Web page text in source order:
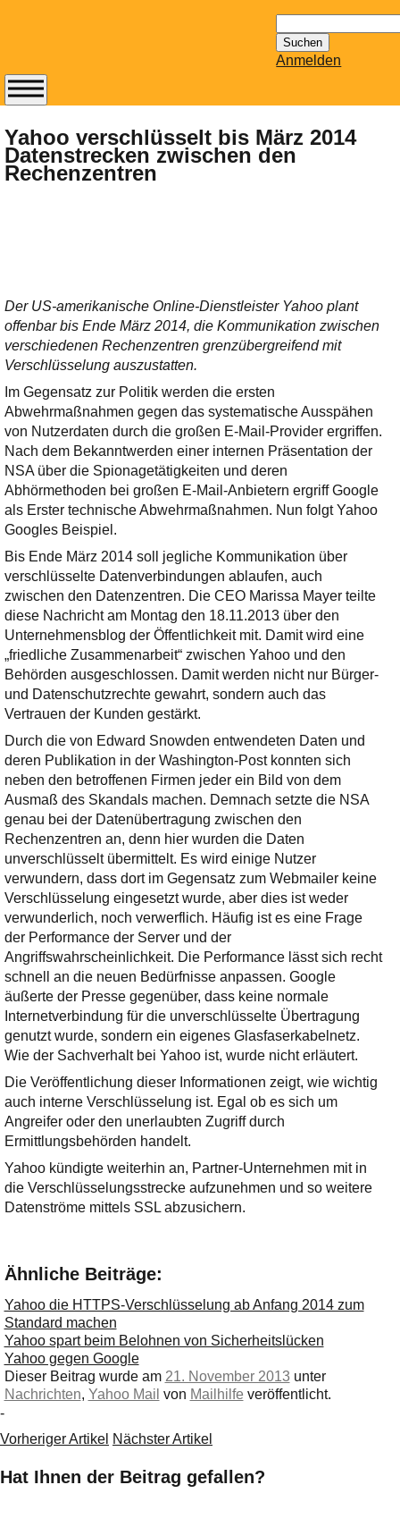
nach:
Anmelden
Yahoo verschlüsselt bis März 2014
Datenstrecken zwischen den
Rechenzentren
Der US-amerikanische Online-Dienstleister Yahoo plant
offenbar bis Ende März 2014, die Kommunikation zwischen
verschiedenen Rechenzentren grenzübergreifend mit
Verschlüsselung auszustatten.
Im Gegensatz zur Politik werden die ersten
Abwehrmaßnahmen gegen das systematische Ausspähen
von Nutzerdaten durch die großen E-Mail-Provider ergriffen.
Nach dem Bekanntwerden einer internen Präsentation der
NSA über die Spionagetätigkeiten und deren
Abhörmethoden bei großen E-Mail-Anbietern ergriff Google
als Erster technische Abwehrmaßnahmen. Nun folgt Yahoo
Googles Beispiel.
Bis Ende März 2014 soll jegliche Kommunikation über
verschlüsselte Datenverbindungen ablaufen, auch
zwischen den Datenzentren. Die CEO Marissa Mayer teilte
diese Nachricht am Montag den 18.11.2013 über den
Unternehmensblog der Öffentlichkeit mit. Damit wird eine
„friedliche Zusammenarbeit“ zwischen Yahoo und den
Behörden ausgeschlossen. Damit werden nicht nur Bürger-
und Datenschutzrechte gewahrt, sondern auch das
Vertrauen der Kunden gestärkt.
Durch die von Edward Snowden entwendeten Daten und
deren Publikation in der Washington-Post konnten sich
neben den betroffenen Firmen jeder ein Bild von dem
Ausmaß des Skandals machen. Demnach setzte die NSA
genau bei der Datenübertragung zwischen den
Rechenzentren an, denn hier wurden die Daten
unverschlüsselt übermittelt. Es wird einige Nutzer
verwundern, dass dort im Gegensatz zum Webmailer keine
Verschlüsselung eingesetzt wurde, aber dies ist weder
verwunderlich, noch verwerflich. Häufig ist es eine Frage
der Performance der Server und der
Angriffswahrscheinlichkeit. Die Performance lässt sich recht
schnell an die neuen Bedürfnisse anpassen. Google
äußerte der Presse gegenüber, dass keine normale
Internetverbindung für die unverschlüsselte Übertragung
genutzt wurde, sondern ein eigenes Glasfaserkabelnetz.
Wie der Sachverhalt bei Yahoo ist, wurde nicht erläutert.
Die Veröffentlichung dieser Informationen zeigt, wie wichtig
auch interne Verschlüsselung ist. Egal ob es sich um
Angreifer oder den unerlaubten Zugriff durch
Ermittlungsbehörden handelt.
Yahoo kündigte weiterhin an, Partner-Unternehmen mit in
die Verschlüsselungsstrecke aufzunehmen und so weitere
Datenströme mittels SSL abzusichern.
Ähnliche Beiträge:
Yahoo die HTTPS-Verschlüsselung ab Anfang 2014 zum
Standard machen
Yahoo spart beim Belohnen von Sicherheitslücken
Yahoo gegen Google
Dieser Beitrag wurde am 21. November 2013 unter
Nachrichten, Yahoo Mail von Mailhilfe veröffentlicht.
-
Vorheriger Artikel Nächster Artikel
Hat Ihnen der Beitrag gefallen?
Abonnieren Sie den
14-tägig
erscheinenden
Newsletter von
bereithält!
Wie z.B. Outlook,
GMail, Thunderbird
oder auch
KuNoMail, usw.
Ihre E-Mail
Adresse:
E-Mail
E-Mail bestätigen